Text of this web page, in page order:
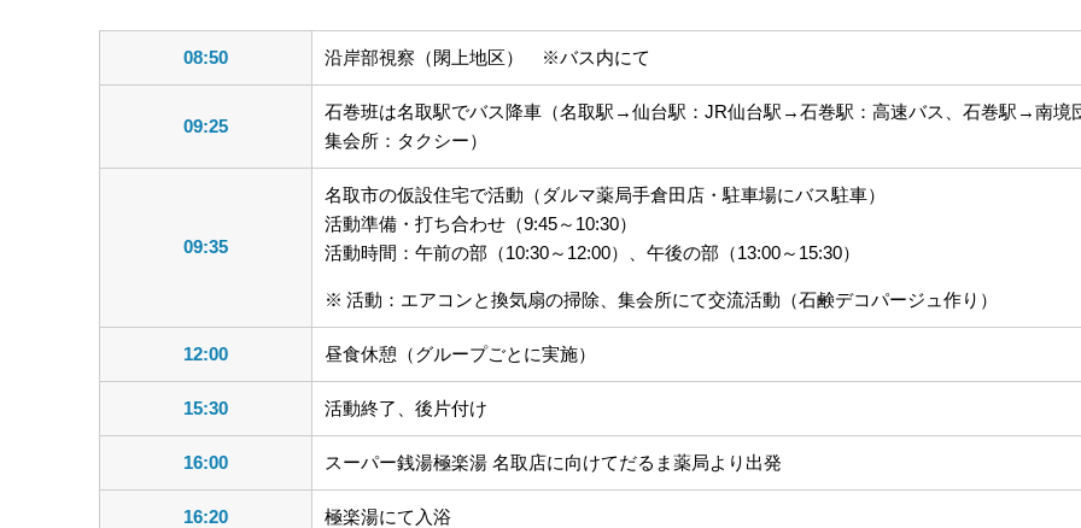
08:50 沿岸部視察（閖上地区） ※バス内にて
09:25
石巻班は名取駅でバス降車（名取駅→仙台駅：JR仙台駅→石巻駅：高速バス、石巻駅→南境
集会所：タクシー）
09:35
名取市の仮設住宅で活動（ダルマ薬局手倉田店・駐車場にバス駐車）
活動準備・打ち合わせ（9:45～10:30）
活動時間：午前の部（10:30～12:00）、午後の部（13:00～15:30）
活動：エアコンと換気扇の掃除、集会所にて交流活動（石鹸デコパージュ作り）
12:00 昼食休憩（グループごとに実施）
15:30 活動終了、後片付け
16:00 スーパー銭湯極楽湯 名取店に向けてだるま薬局より出発
16:20 極楽湯にて入浴